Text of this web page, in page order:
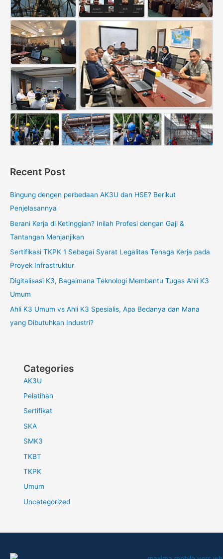
Recent Post
Bingung dengen perbedaan AK3U dan HSE? Berikut
Penjelasannya
Berani Kerja di Ketinggian? Inilah Profesi dengan Gaji &
Tantangan Menjanjikan
Sertifikasi TKPK 1 Sebagai Syarat Legalitas Tenaga Kerja pada
Proyek Infrastruktur
Digitalisasi K3, Bagaimana Teknologi Membantu Tugas Ahli K3
Umum
Ahli K3 Umum vs Ahli K3 Spesialis, Apa Bedanya dan Mana
yang Dibutuhkan Industri?
Categories
AK3U
Pelatihan
Sertifikat
SKA
SMK3
TKBT
TKPK
Umum
Uncategorized